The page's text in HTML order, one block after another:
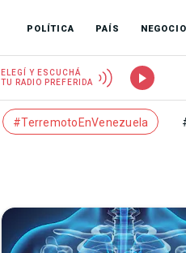
POLÍTICA PAÍS
ELEGÍ Y ESCUCHÁ
TU RADIO PREFERIDA
#TerremotoEnVenezuela